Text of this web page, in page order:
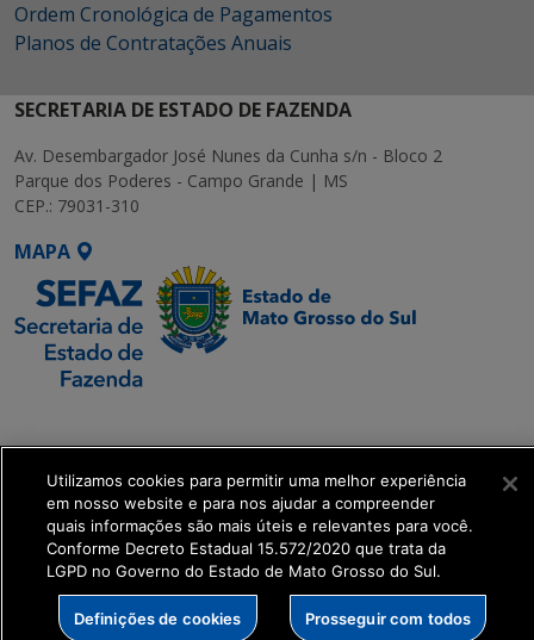
Ordem Cronológica de Pagamentos
Planos de Contratações Anuais
SECRETARIA DE ESTADO DE FAZENDA
Av. Desembargador José Nunes da Cunha s/n - Bloco 2
Parque dos Poderes - Campo Grande | MS
CEP.: 79031-310
MAPA
Executiva de
Transformação Digital
get_footer();
Utilizamos cookies para permitir uma melhor experiência
em nosso website e para nos ajudar a compreender
quais informações são mais úteis e relevantes para você.
Conforme Decreto Estadual 15.572/2020 que trata da
LGPD no Governo do Estado de Mato Grosso do Sul.
Definições de cookies Prosseguir com todos